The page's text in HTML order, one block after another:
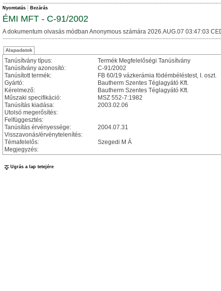
Nyomtatás Bezárás
ÉMI MFT - C-91/2002
A dokumentum olvasás módban Anonymous számára 2026.AUG.07 03:47:03
Alapadatok
Tanúsítvány típus:
Termék Megfelelőségi Tanúsítvány
Tanúsítvány azonosító:
C-91/2002
Tanúsított termék:
FB 60/19 vázkerámia födémbéléstest, I. oszt.
Gyártó:
Bautherm Szentes Téglagyátó Kft.
Kérelmező:
Bautherm Szentes Téglagyátó Kft.
Műszaki specifikáció:
MSZ 552-7:1982
Tanúsítás kiadása:
2003.02.06
Utolsó megerősítés:
Felfüggesztés:
Tanúsítás érvényessége:
2004.07.31
Visszavonás/érvénytelenítés:
Témafelelős:
Szegedi M Á
Megjegyzés:
Ugrás a lap tetejére